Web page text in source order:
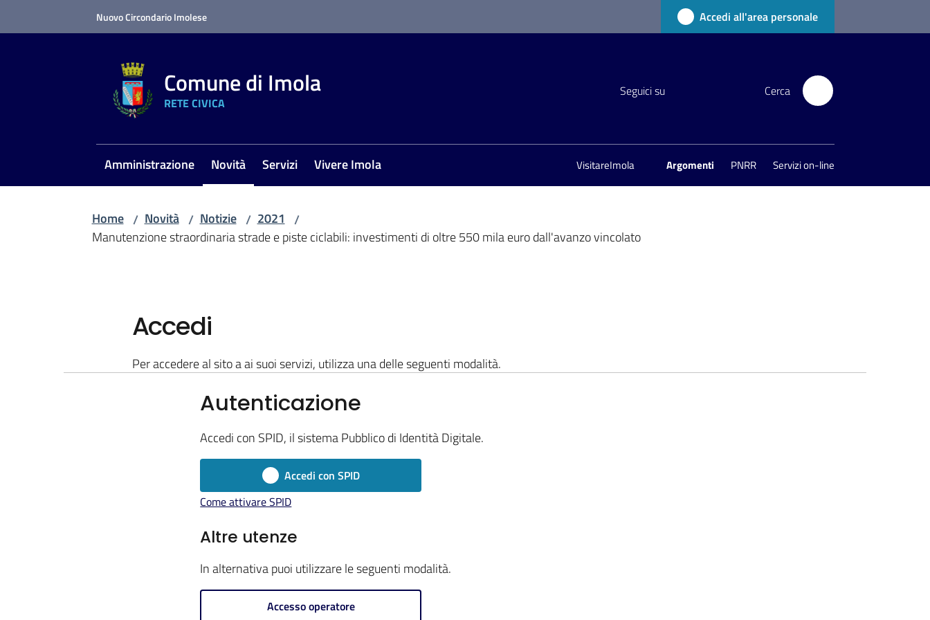
Nuovo Circondario Imolese Accedi all'area personale
Comune di Imola
RETE CIVICA
Seguici su Cerca
Amministrazione Novità
Menu selezionato
Servizi Vivere Imola VisitareImola Argomenti PNRR Servizi on-line
Home / Novità / Notizie / 2021 /
Manutenzione straordinaria strade e piste ciclabili: investimenti di oltre 550 mila euro dall'avanzo vincolato
Accedi
Per accedere al sito a ai suoi servizi, utilizza una delle seguenti modalità.
Autenticazione
Accedi con SPID, il sistema Pubblico di Identità Digitale.
Accedi con SPID
Come attivare SPID
Altre utenze
In alternativa puoi utilizzare le seguenti modalità.
Accesso operatore